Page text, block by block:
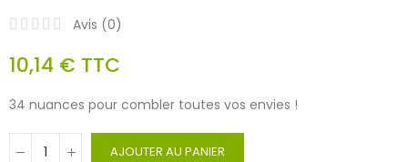
Avis (0)
10,14 € TTC
34 nuances pour combler toutes vos envies !
AJOUTER AU PANIER